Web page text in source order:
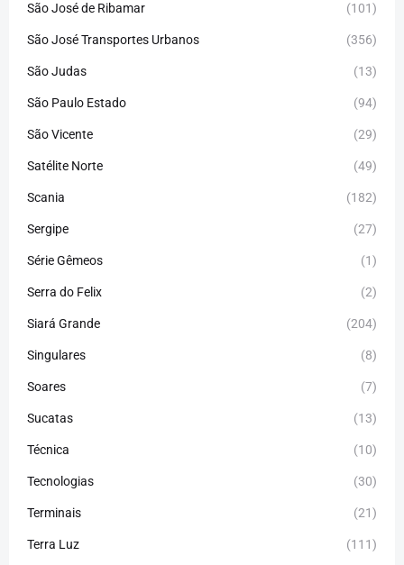
São José de Ribamar (101)
São José Transportes Urbanos (356)
São Judas (13)
São Paulo Estado (94)
São Vicente (29)
Satélite Norte (49)
Scania (182)
Sergipe (27)
Série Gêmeos (1)
Serra do Felix (2)
Siará Grande (204)
Singulares (8)
Soares (7)
Sucatas (13)
Técnica (10)
Tecnologias (30)
Terminais (21)
Terra Luz (111)